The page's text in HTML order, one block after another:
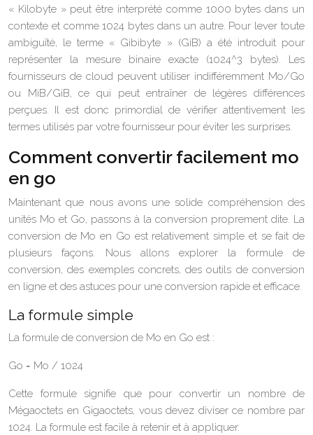
« Kilobyte » peut être interprété comme 1000 bytes dans un
contexte et comme 1024 bytes dans un autre. Pour lever toute
ambiguïté, le terme « Gibibyte » (GiB) a été introduit pour
représenter la mesure binaire exacte (1024^3 bytes). Les
fournisseurs de cloud peuvent utiliser indifféremment Mo/Go
ou MiB/GiB, ce qui peut entraîner de légères différences
perçues. Il est donc primordial de vérifier attentivement les
termes utilisés par votre fournisseur pour éviter les surprises.
Comment convertir facilement mo
en go
Maintenant que nous avons une solide compréhension des
unités Mo et Go, passons à la conversion proprement dite. La
conversion de Mo en Go est relativement simple et se fait de
plusieurs façons. Nous allons explorer la formule de
conversion, des exemples concrets, des outils de conversion
en ligne et des astuces pour une conversion rapide et efficace.
La formule simple
La formule de conversion de Mo en Go est :
Go = Mo / 1024
Cette formule signifie que pour convertir un nombre de
Mégaoctets en Gigaoctets, vous devez diviser ce nombre par
1024. La formule est facile à retenir et à appliquer.